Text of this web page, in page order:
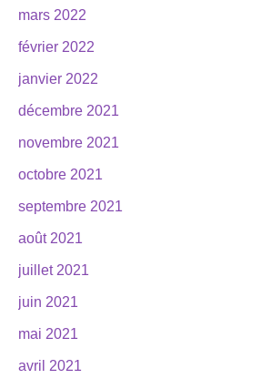
mars 2022
février 2022
janvier 2022
décembre 2021
novembre 2021
octobre 2021
septembre 2021
août 2021
juillet 2021
juin 2021
mai 2021
avril 2021